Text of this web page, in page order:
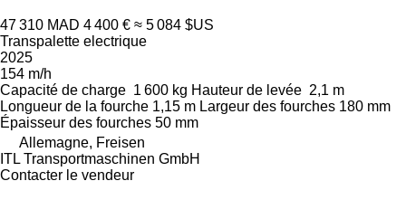
47 310 MAD 4 400 € ≈ 5 084 $US
Transpalette electrique
2025
154 m/h
Capacité de charge 1 600 kg Hauteur de levée 2,1 m
Longueur de la fourche 1,15 m Largeur des fourches 180 mm
Épaisseur des fourches 50 mm
Allemagne, Freisen
ITL Transportmaschinen GmbH
Contacter le vendeur